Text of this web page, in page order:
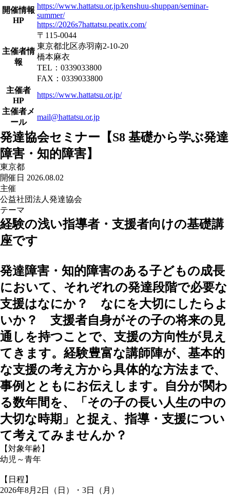
開催情報
HP
https://www.hattatsu.or.jp/kenshuu-shuppan/seminar-
summer/
https://2026s7hattatsu.peatix.com/
主催者情
報
〒115-0044
東京都北区赤羽南2-10-20
橋本麻衣
TEL：0339033800
FAX：0339033800
主催者
HP
https://www.hattatsu.or.jp/
主催者メ
ール
mail@hattatsu.or.jp
発達協会セミナー【S8 基礎から学ぶ発達
障害・知的障害】
東京都
開催日 2026.08.02
主催
公益社団法人発達協会
テーマ
経験の浅い指導者・支援者向けの基礎講
座です
発達障害・知的障害のある子どもの成長
において、それぞれの発達段階で必要な
支援はなにか？ なにを大切にしたらよ
いか？ 支援者自身がその子の将来の見
通しを持つことで、支援の方向性が見え
てきます。経験豊富な講師陣が、基本的
な支援の考え方から具体的な方法まで、
事例とともにお伝えします。自分が関わ
る数年間を、「その子の長い人生の中の
大切な時期」と捉え、指導・支援につい
て考えてみませんか？
【対象年齢】
幼児～青年
【日程】
2026年8月2日（日）・3日（月）